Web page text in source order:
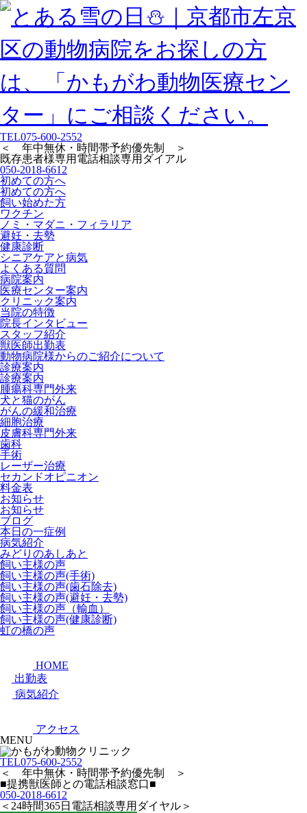
TEL075-600-2552
＜ 年中無休・時間帯予約優先制 ＞
既存患者様専用 電話相談専用ダイアル
050-2018-6612
初めての方へ
初めての方へ
飼い始めた方
ワクチン
ノミ・マダニ・フィラリア
避妊・去勢
健康診断
シニアケアと病気
よくある質問
病院案内
医療センター案内
クリニック案内
当院の特徴
院長インタビュー
スタッフ紹介
獣医師出勤表
動物病院様からのご紹介について
診療案内
診療案内
腫瘍科専門外来
犬と猫のがん
がんの緩和治療
細胞治療
皮膚科専門外来
歯科
手術
レーザー治療
セカンドオピニオン
料金表
お知らせ
お知らせ
ブログ
本日の一症例
病気紹介
みどりのあしあと
飼い主様の声
飼い主様の声(手術)
飼い主様の声(歯石除去)
飼い主様の声(避妊・去勢)
飼い主様の声（輸血）
飼い主様の声(健康診断)
虹の橋の声
HOME
出勤表
病気紹介
アクセス
MENU
TEL075-600-2552
＜ 年中無休・時間帯予約優先制 ＞
■提携獣医師との電話相談窓口■
050-2018-6612
＜24時間365日電話相談専用ダイヤル＞